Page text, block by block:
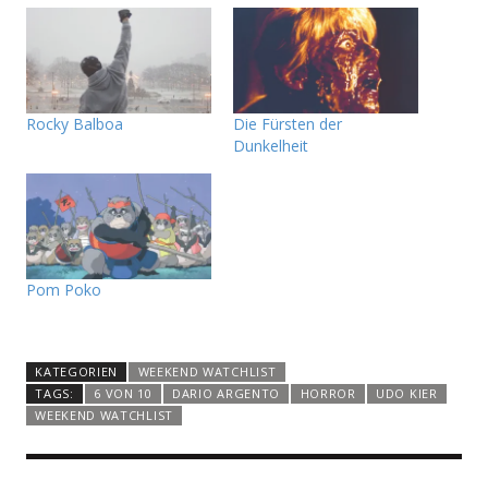
Rocky Balboa
Die Fürsten der
Dunkelheit
Pom Poko
KATEGORIEN
WEEKEND WATCHLIST
TAGS:
6 VON 10 DARIO ARGENTO HORROR
UDO KIER
WEEKEND WATCHLIST